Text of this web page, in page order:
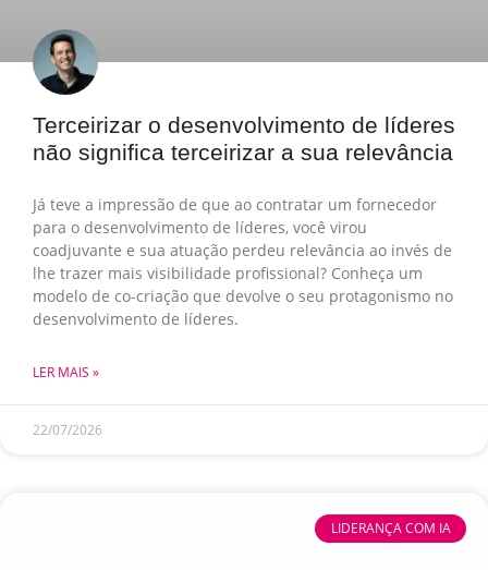
Terceirizar o desenvolvimento de líderes
não significa terceirizar a sua relevância
Já teve a impressão de que ao contratar um fornecedor
para o desenvolvimento de líderes, você virou
coadjuvante e sua atuação perdeu relevância ao invés de
lhe trazer mais visibilidade profissional? Conheça um
modelo de co-criação que devolve o seu protagonismo no
desenvolvimento de líderes.
LER MAIS »
22/07/2026
LIDERANÇA COM IA